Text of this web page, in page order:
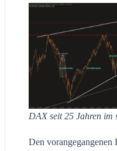
DAX seit 25 Jahren im
Den